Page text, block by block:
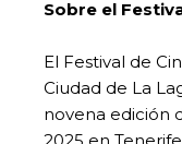
Sobre el
El Festival de
Ciudad de La
novena edición
2025 en